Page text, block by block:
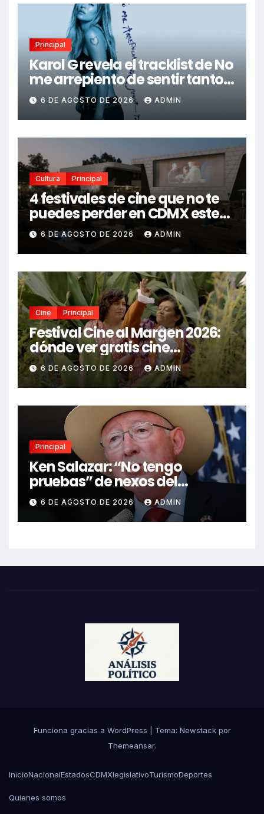
Principal
Karol G revela el tracklist de No
me arrepiento de sentir tanto:
Drake, Bruno Mars y más
estrellas se suman al álbum
6 DE AGOSTO DE 2026 ADMIN
Cultura Principal
4 festivales de cine que no te
puedes perder en CDMX este
2026
6 DE AGOSTO DE 2026 ADMIN
Cine Principal
Festival Cine al Margen 2026:
dónde ver gratis cine
mexicano independiente en
CDMX y en línea
6 DE AGOSTO DE 2026 ADMIN
Principal
Ken Salazar: “No tengo
pruebas” de nexos del
Gobierno de México con el
narco
6 DE AGOSTO DE 2026 ADMIN
Funciona gracias a WordPress Tema: Newstackpor
Themeansar.
InicioNacionalEstadosCDMXlegislativoTurismoDeportes
Quienes somos